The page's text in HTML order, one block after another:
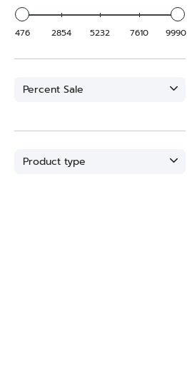
476 2854 5232 7610 9990
Percent Sale
Product type